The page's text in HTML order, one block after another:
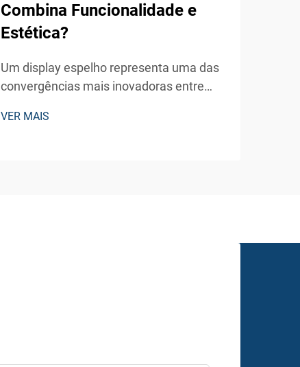
Combina Funcionalidade e
Estética?
Um display espelho representa uma das
convergências mais inovadoras entre
ponta nos ambientes comerciais e
VER MAIS